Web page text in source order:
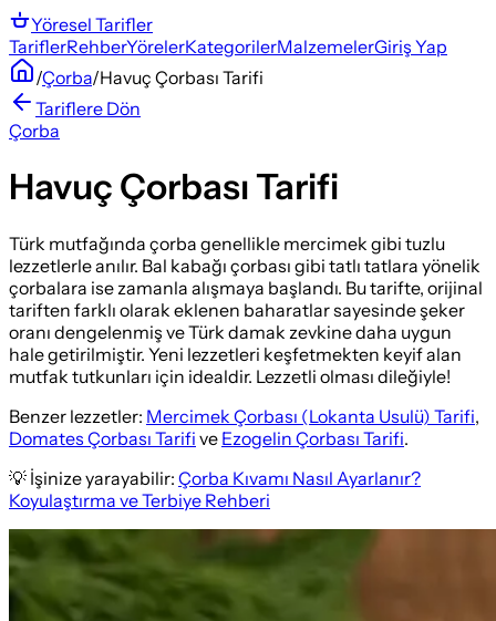
Yöresel Tarifler
TariflerRehberYörelerKategorilerMalzemelerGiriş Yap
/Çorba/Havuç Çorbası Tarifi
Tariflere Dön
Çorba
Havuç Çorbası Tarifi
Türk mutfağında çorba genellikle mercimek gibi tuzlu
lezzetlerle anılır. Bal kabağı çorbası gibi tatlı tatlara yönelik
çorbalara ise zamanla alışmaya başlandı. Bu tarifte, orijinal
tariften farklı olarak eklenen baharatlar sayesinde şeker
oranı dengelenmiş ve Türk damak zevkine daha uygun
hale getirilmiştir. Yeni lezzetleri keşfetmekten keyif alan
mutfak tutkunları için idealdir. Lezzetli olması dileğiyle!
Benzer lezzetler: Mercimek Çorbası (Lokanta Usulü) Tarifi,
Domates Çorbası Tarifi ve Ezogelin Çorbası Tarifi.
💡 İşinize yarayabilir: Çorba Kıvamı Nasıl Ayarlanır?
Koyulaştırma ve Terbiye Rehberi